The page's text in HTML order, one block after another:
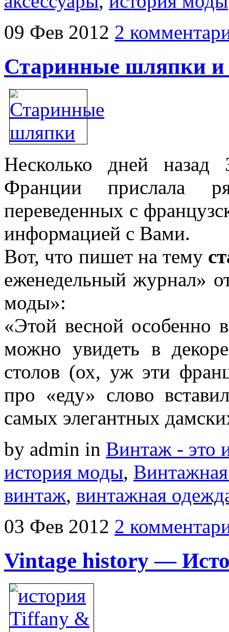
09 Фев 2012 2
Старинные шляпки и
Несколько дней назад
Франции прислала
переведенных с
информацией с Вами.
Вот, что пишет на тему
еженедельный журнал»
моды»:
«Этой весной особенно
можно увидеть в
столов (ох, уж эти
про «еду» слово
самых элегантных
by admin in Винтаж - это
история моды,
винтаж, винтажная
03 Фев 2012 2
Vintage history —